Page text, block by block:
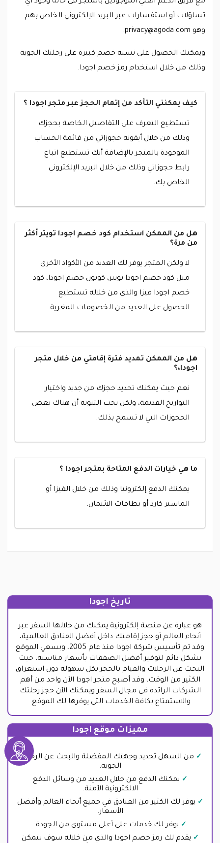
تساؤلات أو استفسارات عبر البريد الإلكتروني الخاص بهم
وهو privacy@agoda.com
.
ويمكنك الحصول على نسبة خصم كبيرة على رحلتك الجوية
وذلك من خلال استخدام رمز خصم اجودا.
كيف يمكنني التأكد من إتمام الحجز عبر متجر اجودا ؟
تستطيع التعرف على التفاصيل الخاصة بحجزك
وذلك من خلال أيقونة حجوزاتي من قائمة الحساب
الموجودة بالمتجر بالإضافة أنك تستطيع اتباع
رابط حجوزاتي وذلك من خلال البريد الإلكتروني
الخاص بك.
هل من الممكن استخدام كود خصم اجودا تويتر أكثر
من مرة؟
لا ولكن المتجر يوفر لك العديد من الأكواد الأخرى
مثل كود خصم اجودا تويتر، كوبون خصم اجودا، كود
خصم اجودا فيزا والذي من خلاله تستطيع
الحصول على العديد من الخصومات المغرية.
هل من الممكن تمديد فترة إقامتي من خلال متجر
اجودا،؟
نعم حيث يمكنك تحديد حجزك من جديد واختيار
التواريخ القديمة، ولكن يجب التنويه أن هناك بعض
الحجوزات التي لا تسمح بذلك.
ما هي خيارات الدفع المتاحة بمتجر اجودا ؟
يمكنك الدفع إلكترونيا وذلك من خلال الفيزا أو
الماستر كارد أو بطاقات الائتمان.
تاريخ اجودا
هو عبارة عن منصة إلكترونية يمكنك من خلالها السفر عبر
أنحاء العالم أو حجز إقامتك داخل أفضل الفنادق العالمية،
وقد تم تأسيس شركة اجودا منذ عام 2005، وبسعي الموقع
بشكل دائم لتوفير أفضل الصفقات بأسعار مناسبة، حيث
البحث عن الرحلات والقيام بالحجز بكل سهولة دون استغراق
الكثير من الوقت، وقد أصبح متجر اجودا الآن واحد من أهم
الشركات الرائدة في مجال السفر ويمكنك الآن حجز رحلتك
والاستمتاع بكافة الخدمات التي يوفرها لك الموقع.
مميزات موقع اجودا
من السهل تحديد وجهتك المفضلة والبحث عن الرحلات
الجوية.
يمكنك الدفع من خلال العديد من وسائل الدفع
الالكترونية الآمنة.
يوفر لك الكثير من الفنادق في جميع أنحاء العالم وأفضل
الأسعار.
يوفر لك خدمات على أعلى مستوى من الجودة.
يقدم لك رمز خصم اجودا والذي من خلاله سوف تتمكن